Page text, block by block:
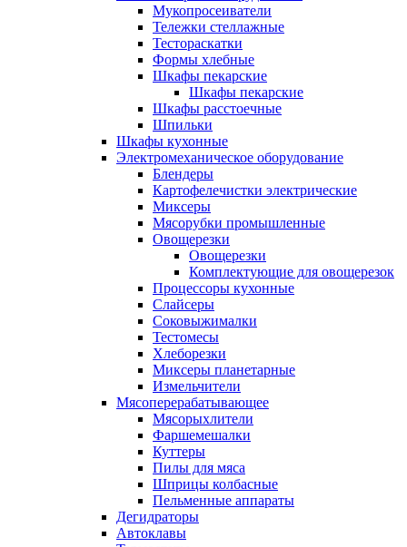
Мукопросеиватели
Тележки стеллажные
Тестораскатки
Формы хлебные
Шкафы пекарские
Шкафы пекарские
Шкафы расстоечные
Шпильки
Шкафы кухонные
Электромеханическое оборудование
Блендеры
Картофелечистки электрические
Миксеры
Мясорубки промышленные
Овощерезки
Овощерезки
Комплектующие для овощерезок
Процессоры кухонные
Слайсеры
Соковыжималки
Тестомесы
Хлеборезки
Миксеры планетарные
Измельчители
Мясоперерабатывающее
Мясорыхлители
Фаршемешалки
Куттеры
Пилы для мяса
Шприцы колбасные
Пельменные аппараты
Дегидраторы
Автоклавы